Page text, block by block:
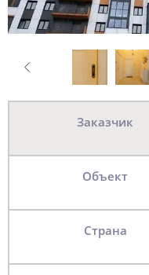
Заказчик
Объект
Страна